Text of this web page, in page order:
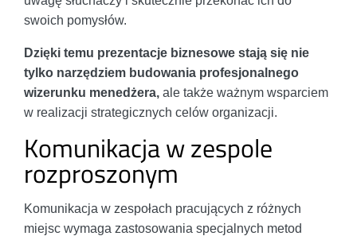
swoich pomysłów.
Dzięki temu prezentacje biznesowe stają się nie
tylko narzędziem budowania profesjonalnego
wizerunku menedżera, ale także ważnym wsparciem
w realizacji strategicznych celów organizacji.
Komunikacja w zespole
rozproszonym
Komunikacja w zespołach pracujących z różnych
miejsc wymaga zastosowania specjalnych metod